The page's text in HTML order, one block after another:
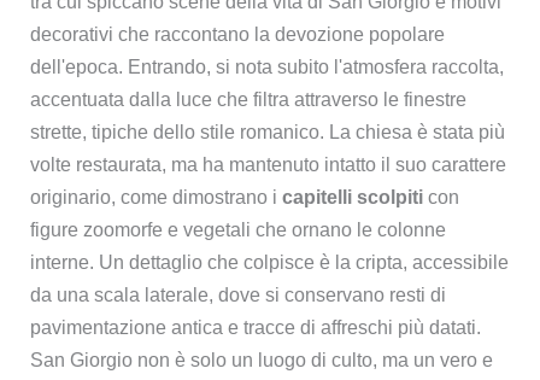
decorativi che raccontano la devozione popolare
dell'epoca. Entrando, si nota subito l'atmosfera raccolta,
accentuata dalla luce che filtra attraverso le finestre
strette, tipiche dello stile romanico. La chiesa è stata più
volte restaurata, ma ha mantenuto intatto il suo carattere
originario, come dimostrano i capitelli scolpiticon
figure zoomorfe e vegetali che ornano le colonne
interne. Un dettaglio che colpisce è la cripta, accessibile
da una scala laterale, dove si conservano resti di
pavimentazione antica e tracce di affreschi più datati.
San Giorgio non è solo un luogo di culto, ma un vero e